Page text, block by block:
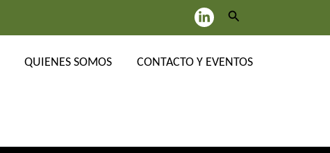
Buscar
QUIENES SOMOS CONTACTO Y EVENTOS